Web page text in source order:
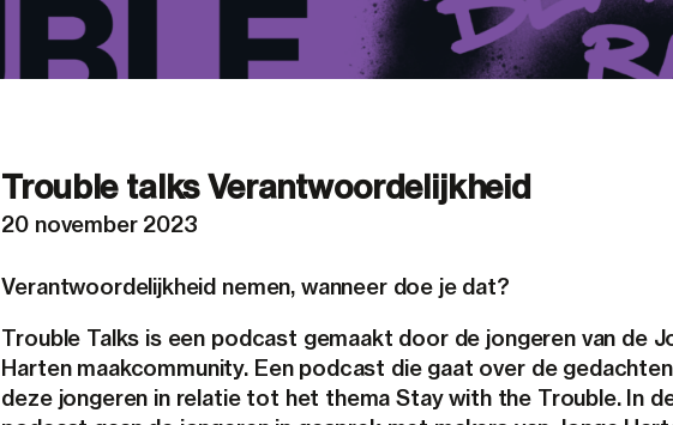
Trouble talks Verantwoordelijkheid
20 november 2023
Verantwoordelijkheid nemen, wanneer doe je dat?
Trouble Talks is een podcast gemaakt door de jongeren van de
Harten maakcommunity. Een podcast die gaat over de
deze jongeren in relatie tot het thema Stay with the Trouble. In